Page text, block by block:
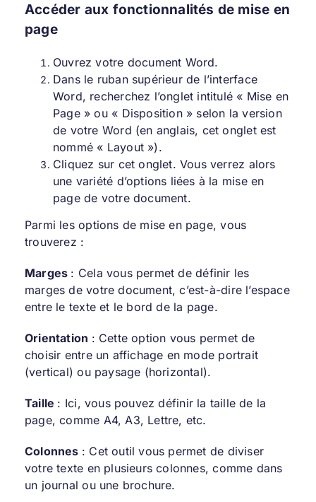
Accéder aux fonctionnalités de mise en
page
Ouvrez votre document Word.
Dans le ruban supérieur de l’interface
Word, recherchez l’onglet intitulé « Mise en
Page » ou « Disposition » selon la version
de votre Word (en anglais, cet onglet est
nommé « Layout »).
Cliquez sur cet onglet. Vous verrez alors
une variété d’options liées à la mise en
page de votre document.
Parmi les options de mise en page, vous
trouverez :
Marges : Cela vous permet de définir les
marges de votre document, c’est-à-dire l’espace
entre le texte et le bord de la page.
Orientation : Cette option vous permet de
choisir entre un affichage en mode portrait
(vertical) ou paysage (horizontal).
Taille : Ici, vous pouvez définir la taille de la
page, comme A4, A3, Lettre, etc.
Colonnes : Cet outil vous permet de diviser
votre texte en plusieurs colonnes, comme dans
un journal ou une brochure.